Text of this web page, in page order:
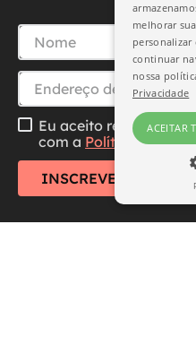
Eu aceito receber
com a Política de
INSCREVER-SE
melhorar
continuar
nossa
Privacidade
ACEITAR